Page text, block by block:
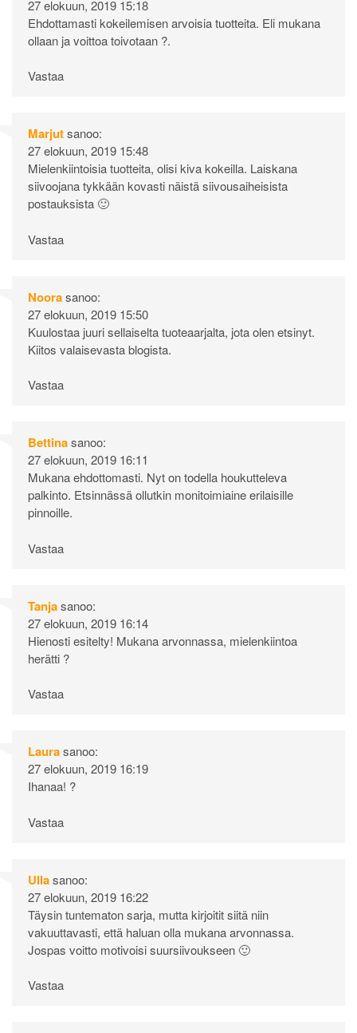
27 elokuun, 2019 15:18
Ehdottamasti kokeilemisen arvoisia tuotteita. Eli mukana
ollaan ja voittoa toivotaan ?.
Vastaa
Marjutsanoo:
27 elokuun, 2019 15:48
Mielenkiintoisia tuotteita, olisi kiva kokeilla. Laiskana
siivoojana tykkään kovasti näistä siivousaiheisista
postauksista 🙂
Vastaa
Noorasanoo:
27 elokuun, 2019 15:50
Kuulostaa juuri sellaiselta tuoteaarjalta, jota olen etsinyt.
Kiitos valaisevasta blogista.
Vastaa
Bettinasanoo:
27 elokuun, 2019 16:11
Mukana ehdottomasti. Nyt on todella houkutteleva
palkinto. Etsinnässä ollutkin monitoimiaine erilaisille
pinnoille.
Vastaa
Tanjasanoo:
27 elokuun, 2019 16:14
Hienosti esitelty! Mukana arvonnassa, mielenkiintoa
herätti ?
Vastaa
Laurasanoo:
27 elokuun, 2019 16:19
Ihanaa! ?
Vastaa
Ullasanoo:
27 elokuun, 2019 16:22
Täysin tuntematon sarja, mutta kirjoitit siitä niin
vakuuttavasti, että haluan olla mukana arvonnassa.
Jospas voitto motivoisi suursiivoukseen 🙂
Vastaa